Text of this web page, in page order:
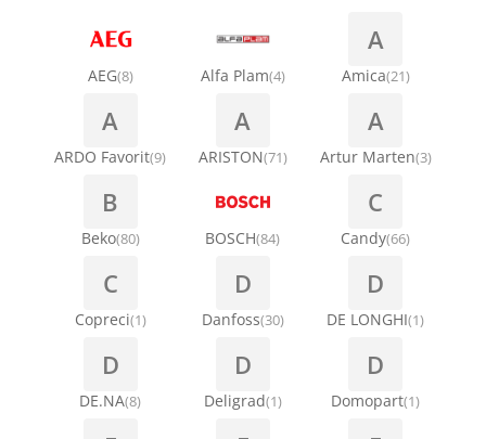
AEG(8) Alfa Plam(4)
A
Amica(21)
A
ARDO Favorit(9)
A
ARISTON(71)
A
Artur Marten(3)
B
Beko(80) BOSCH(84)
C
Candy(66)
C
Copreci(1)
D
Danfoss(30)
D
DE LONGHI(1)
D
DE.NA(8)
D
Deligrad(1)
D
Domopart(1)